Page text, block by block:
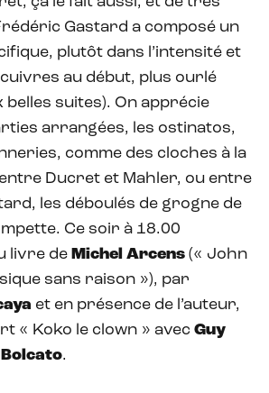
Gastard a composé un
plutôt dans l’intensité et
au début, plus ourlé
belles suites). On apprécie
arrangées, les ostinatos,
comme des cloches à la
Ducret et Mahler, ou entre
les déboulés de grogne de
Ce soir à 18.00
livre de Michel Arcens (« John
sans raison »), par
et en présence de l’auteur,
« Koko le clown » avec Guy
.